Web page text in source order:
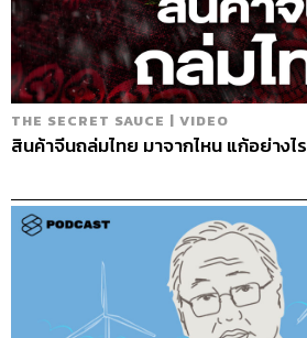
THE SECRET SAUCE | VIDEO
สินค้าจีนถล่มไทย มาจากไหน แก้อย่างไร